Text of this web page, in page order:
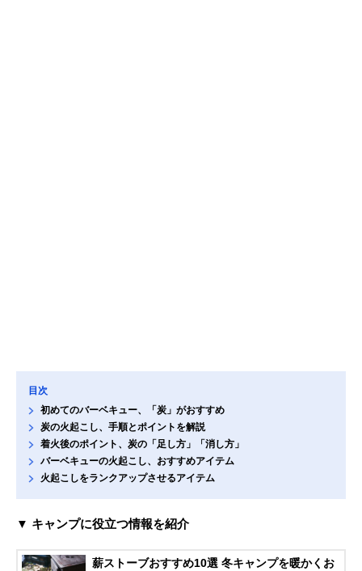
目次
初めてのバーベキュー、「炭」がおすすめ
炭の火起こし、手順とポイントを解説
着火後のポイント、炭の「足し方」「消し方」
バーベキューの火起こし、おすすめアイテム
火起こしをランクアップさせるアイテム
▼ キャンプに役立つ情報を紹介
薪ストーブおすすめ10選 冬キャンプを暖かくお